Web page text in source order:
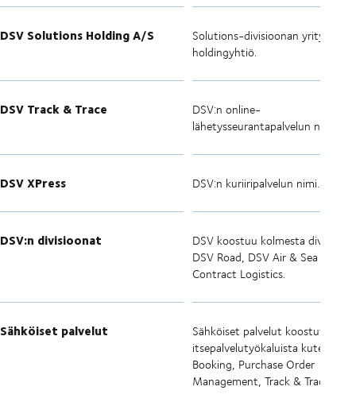
DSV Solutions Holding A/S
Solutions-divisioonan yritysten
holdingyhtiö.
DSV Track & Trace
DSV:n online-
lähetysseurantapalvelun nimi.
DSV XPress DSV:n kuriiripalvelun nimi.
DSV:n divisioonat
DSV koostuu kolmesta
DSV Road, DSV Air & Sea ja DSV
Contract Logistics.
Sähköiset palvelut
Sähköiset palvelut koostuvat
itsepalvelutyökaluista kuten
Booking, Purchase Order
Management, Track & Trace jne.